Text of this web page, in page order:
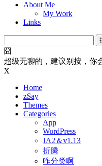
About Me
My Work
Links
索：
囧
超级无聊的，建议别按，你
X
Home
zSay
Themes
Categories
App
WordPress
JA2＆v1.13
折腾
咋分类啊